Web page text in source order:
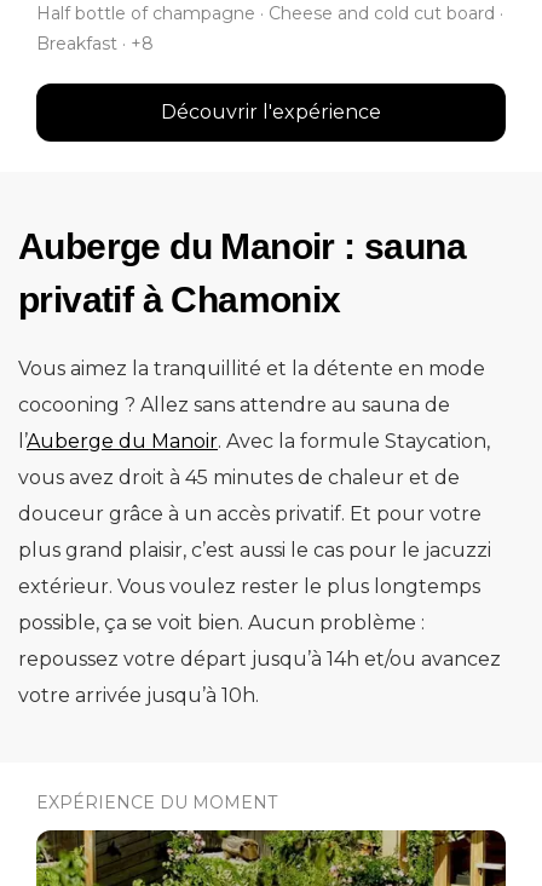
Half bottle of champagne · Cheese and cold cut board ·
Breakfast · +8
Découvrir l'expérience
Auberge du Manoir : sauna
privatif à Chamonix
Vous aimez la tranquillité et la détente en mode
cocooning ? Allez sans attendre au sauna de
l’Auberge du Manoir. Avec la formule Staycation,
vous avez droit à 45 minutes de chaleur et de
douceur grâce à un accès privatif. Et pour votre
plus grand plaisir, c’est aussi le cas pour le jacuzzi
extérieur. Vous voulez rester le plus longtemps
possible, ça se voit bien. Aucun problème :
repoussez votre départ jusqu’à 14h et/ou avancez
votre arrivée jusqu’à 10h.
EXPÉRIENCE DU MOMENT